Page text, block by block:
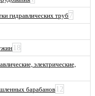
гидравлических труб7
18
электрические,
барабанов 12